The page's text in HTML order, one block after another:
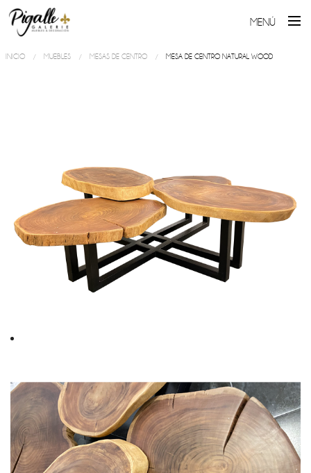
MENÚ
INICIO MUEBLES MESAS DE CENTRO MESA DE CENTRO NATURAL WOOD